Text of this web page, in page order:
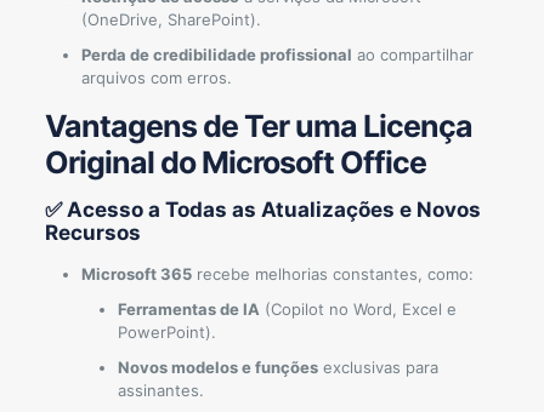
(OneDrive, SharePoint).
Perda de credibilidade profissional ao compartilhar
arquivos com erros.
Vantagens de Ter uma Licença
Original do Microsoft Office
✅ Acesso a Todas as Atualizações e Novos
Recursos
Microsoft 365recebe melhorias constantes, como:
Ferramentas de IA (Copilot no Word, Excel e
PowerPoint).
Novos modelos e funçõesexclusivas para
assinantes.